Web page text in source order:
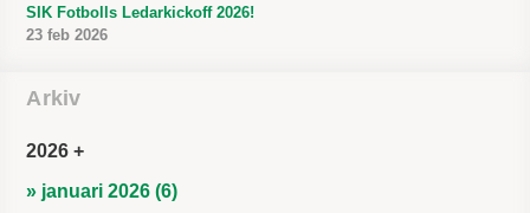
SIK Fotbolls Ledarkickoff 2026!
23 feb 2026
Arkiv
2026
» januari 2026 (6)